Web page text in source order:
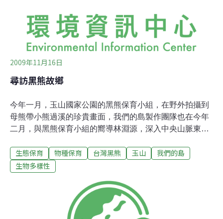
被獵人帶下山販賣，從此失去山林，成了李藤正的寵物。
經過20年的圈養，黑熊似乎失去原本的野性與敏銳的防備
2009年11月16日
尋訪黑熊故鄉
今年一月，玉山國家公園的黑熊保育小組，在野外拍攝到
母熊帶小熊過溪的珍貴畫面，我們的島製作團隊也在今年
二月，與黑熊保育小組的嚮導林淵源，深入中央山脈東側
的動物，在山野中的現況…根據統計，台灣黑熊目前的數
量在250到800隻之間，活動範圍廣達整個中央山脈，從海
熊最喜歡去的地方只有一個，就是玉山國家公園核心地帶
的大分山區。每年11月到隔年1月，正是大分地區青剛櫟
結果的時節，黑熊從四面八方回到這裡覓食。這個傳說中
生態保育 物種保育 台灣黑熊 玉山
我們的島
生物多樣性